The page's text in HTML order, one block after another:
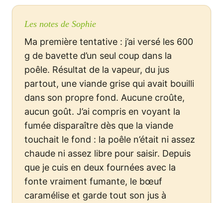
Les notes de Sophie
Ma première tentative : j’ai versé les 600
g de bavette d’un seul coup dans la
poêle. Résultat de la vapeur, du jus
partout, une viande grise qui avait bouilli
dans son propre fond. Aucune croûte,
aucun goût. J’ai compris en voyant la
fumée disparaître dès que la viande
touchait le fond : la poêle n’était ni assez
chaude ni assez libre pour saisir. Depuis
que je cuis en deux fournées avec la
fonte vraiment fumante, le bœuf
caramélise et garde tout son jus à